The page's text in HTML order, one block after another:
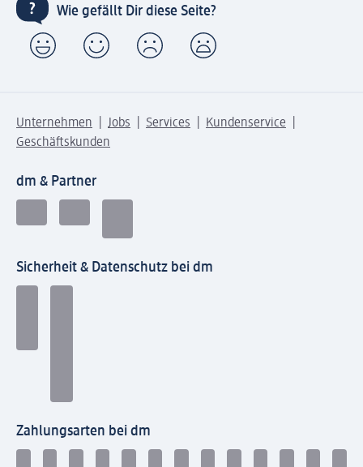
Wie gefällt Dir diese Seite?
Unternehmen Jobs Services
Kundenservice
Geschäftskunden
dm & Partner
Sicherheit & Datenschutz bei dm
Zahlungsarten bei dm